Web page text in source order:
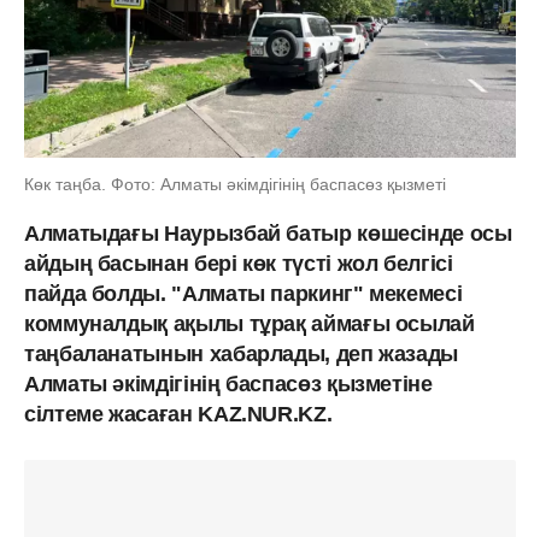
Көк таңба. Фото: Алматы әкімдігінің баспасөз қызметі
Алматыдағы Наурызбай батыр көшесінде осы
айдың басынан бері көк түсті жол белгісі
пайда болды. "Алматы паркинг" мекемесі
коммуналдық ақылы тұрақ аймағы осылай
таңбаланатынын хабарлады, деп жазады
Алматы әкімдігінің баспасөз қызметіне
сілтеме жасаған KAZ.NUR.KZ.